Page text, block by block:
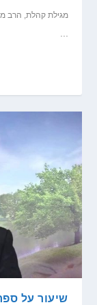
מגילת קהלת, הרב
שיעור על